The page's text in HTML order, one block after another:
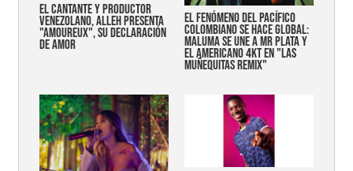
EL CANTANTE Y PRODUCTOR
VENEZOLANO, ALLEH PRESENTA
"AMOUREUX", SU DECLARACIÓN
DE AMOR
EL FENÓMENO DEL PACÍFICO
COLOMBIANO SE HACE GLOBAL:
MALUMA SE UNE A MR PLATA Y
EL AMERICANO 4KT EN "LAS
MUÑEQUITAS REMIX"